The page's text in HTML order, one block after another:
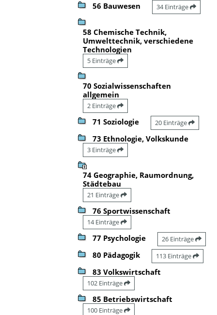
56 Bauwesen 34 Einträge
58 Chemische Technik,
Umwelttechnik, verschiedene
Technologien
5 Einträge
70 Sozialwissenschaften
allgemein
2 Einträge
71 Soziologie 20 Einträge
73 Ethnologie, Volkskunde
3 Einträge
74 Geographie, Raumordnung,
Städtebau
21 Einträge
76 Sportwissenschaft
14 Einträge
77 Psychologie 26 Einträge
80 Pädagogik 113 Einträge
83 Volkswirtschaft
102 Einträge
85 Betriebswirtschaft
100 Einträge